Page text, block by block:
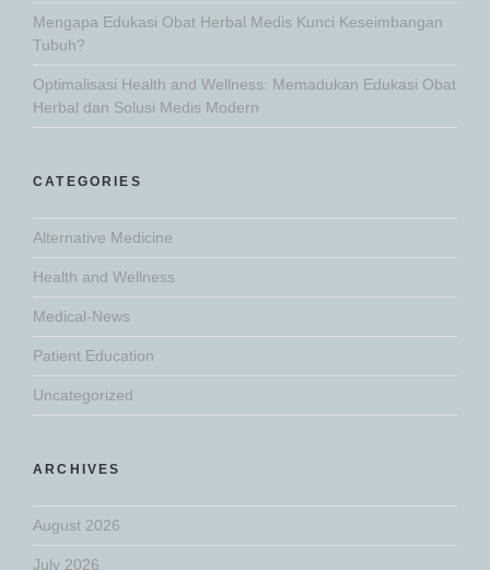
Mengapa Edukasi Obat Herbal Medis Kunci Keseimbangan
Tubuh?
Optimalisasi Health and Wellness: Memadukan Edukasi Obat
Herbal dan Solusi Medis Modern
CATEGORIES
Alternative Medicine
Health and Wellness
Medical-News
Patient Education
Uncategorized
ARCHIVES
August 2026
July 2026